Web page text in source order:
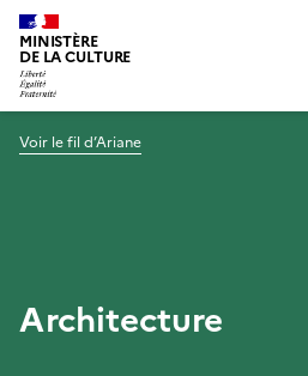
MINISTÈRE
DE LA CULTURE
Voir le fil d’Ariane
Architecture